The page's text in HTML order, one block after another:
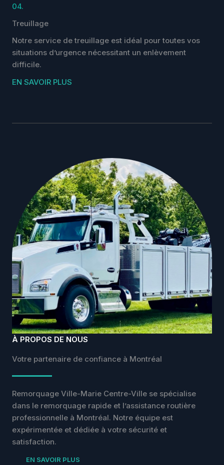
04.
Treuillage
Notre service de treuillage est idéal pour toutes vos
situations d’urgence nécessitant un enlèvement
difficile.
EN SAVOIR PLUS
À PROPOS DE NOUS
Votre partenaire de confiance à Montréal
Remorquage Ville-Marie Centre-Ville se spécialise
dans le remorquage rapide et l’assistance routière
professionnelle à Montréal. Notre équipe est
expérimentée et dédiée à votre sécurité et
satisfaction.
EN SAVOIR PLUS